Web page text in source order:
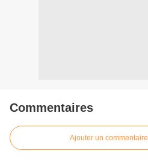
Commentaires
Ajouter un commentaire